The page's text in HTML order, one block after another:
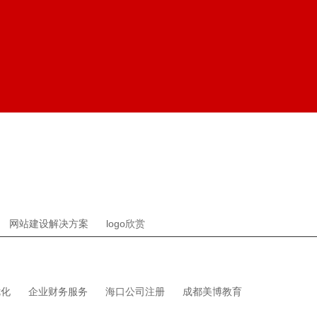
网站建设解决方案 logo欣赏
企业财务服务 海口公司注册 成都美博教育